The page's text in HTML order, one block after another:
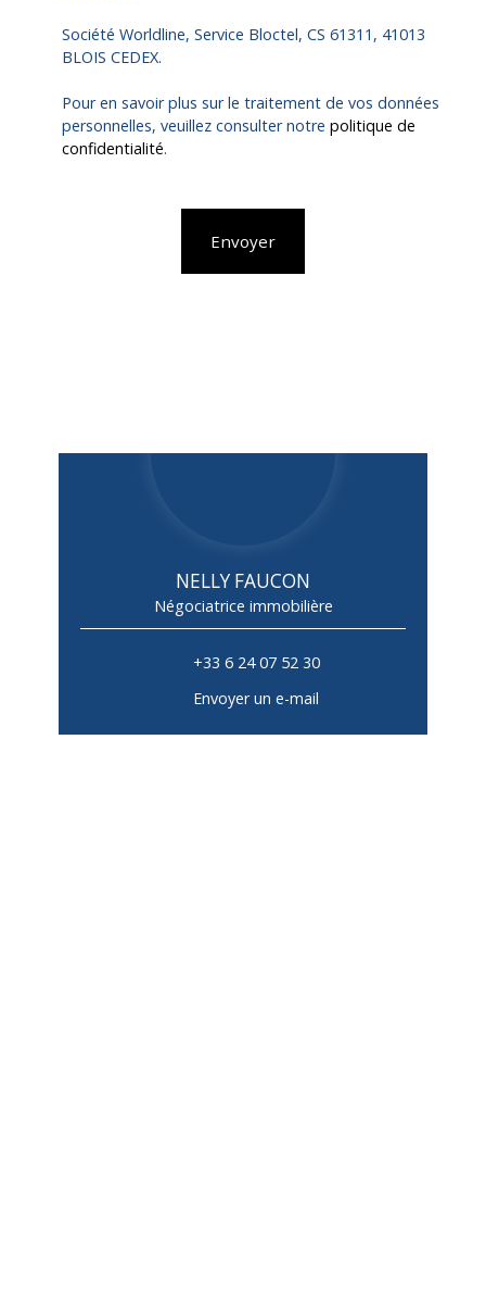
Société Worldline, Service Bloctel, CS 61311, 41013
BLOIS CEDEX.
Pour en savoir plus sur le traitement de vos données
personnelles, veuillez consulter notre politique de
confidentialité.
Envoyer
NELLY FAUCON
Négociatrice immobilière
+33 6 24 07 52 30
Envoyer un e-mail